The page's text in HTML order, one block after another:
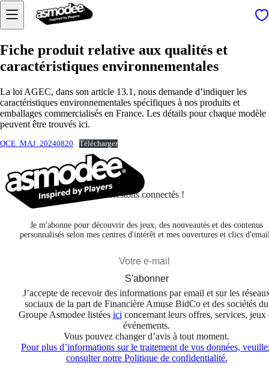
Fiche produit relative aux qualités et
caractéristiques environnementales
La loi AGEC, dans son article 13.1, nous demande d’indiquer les
caractéristiques environnementales spécifiques à nos produits et
emballages commercialisés en France. Les détails pour chaque modèle
peuvent être trouvés ici.
QCE_MAJ_20240820 Télécharger
Restons connectés !
Je m'abonne pour découvrir des jeux, des nouveautés et des contenus
personnalisés selon mes centres d'intérêt et mes ouvertures et clics
S'abonner
J’accepte de recevoir des informations par email et sur les
sociaux de la part de Financière Amuse BidCo et des sociétés du
Groupe Asmodee listées ici concernant leurs offres, services, jeux
événements.
Vous pouvez changer d’avis à tout moment.
Pour plus d’informations sur le traitement de vos données,
consulter notre Politique de confidentialité.